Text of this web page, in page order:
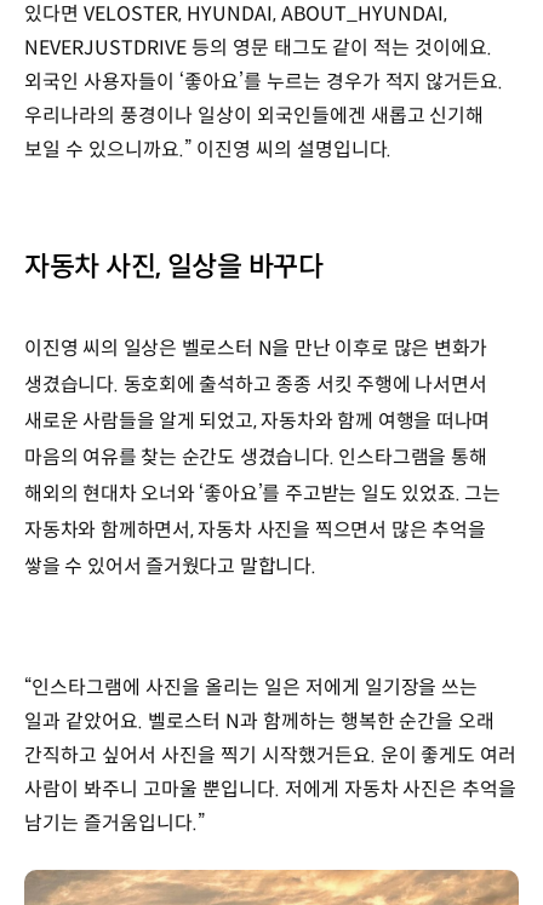
있다면 VELOSTER, HYUNDAI, ABOUT_HYUNDAI,
NEVERJUSTDRIVE 등의 영문 태그도 같이 적는 것이에요.
외국인 사용자들이 ‘좋아요’를 누르는 경우가 적지 않거든요.
우리나라의 풍경이나 일상이 외국인들에겐 새롭고 신기해
보일 수 있으니까요.” 이진영 씨의 설명입니다.
자동차 사진, 일상을 바꾸다
이진영 씨의 일상은 벨로스터 N을 만난 이후로 많은 변화가
생겼습니다. 동호회에 출석하고 종종 서킷 주행에 나서면서
새로운 사람들을 알게 되었고, 자동차와 함께 여행을 떠나며
마음의 여유를 찾는 순간도 생겼습니다. 인스타그램을 통해
해외의 현대차 오너와 ‘좋아요’를 주고받는 일도 있었죠. 그는
자동차와 함께하면서, 자동차 사진을 찍으면서 많은 추억을
쌓을 수 있어서 즐거웠다고 말합니다.
“인스타그램에 사진을 올리는 일은 저에게 일기장을 쓰는
일과 같았어요. 벨로스터 N과 함께하는 행복한 순간을 오래
간직하고 싶어서 사진을 찍기 시작했거든요. 운이 좋게도 여러
사람이 봐주니 고마울 뿐입니다. 저에게 자동차 사진은 추억을
남기는 즐거움입니다.”